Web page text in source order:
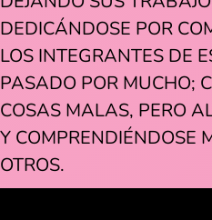
DEDICÁNDOSE POR
LOS INTEGRANTES DE
PASADO POR MUCHO;
COSAS MALAS, PERO
Y COMPRENDIÉNDOSE
OTROS.